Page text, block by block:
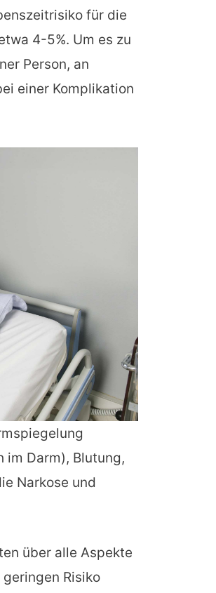
für die
4-5%. Um es zu
Person, an
einer Komplikation
im Darm), Blutung,
Narkose und
über alle Aspekte
Risiko